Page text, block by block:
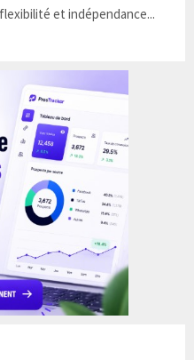
et indépendance...